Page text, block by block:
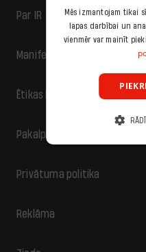
Par IR
Manifests
Ētikas kodekss
Pakalpojumu sniegšanas
Privātuma politika
Reklāma
Mēs izmantojam tikai
lapas darbībai un
vienmēr var mainīt